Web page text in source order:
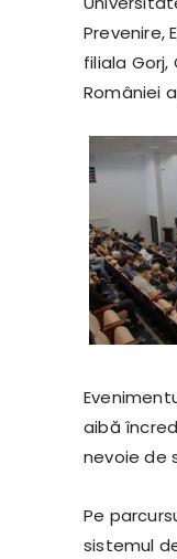
Prevenire,
filiala
României
aibă
nevoie de
Pe
sistemul